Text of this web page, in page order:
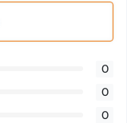
0
0
0